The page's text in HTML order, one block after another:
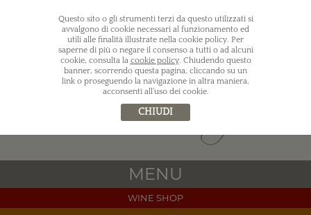
MENU
WINE SHOP
Questo sito o gli strumenti terzi da questo utilizzati si
avvalgono di cookie necessari al funzionamento ed
utili alle finalità illustrate nella cookie policy. Per
saperne di più o negare il consenso a tutti o ad alcuni
cookie, consulta la cookie policy. Chiudendo questo
banner, scorrendo questa pagina, cliccando su un
link o proseguendo la navigazione in altra maniera,
acconsenti all’uso dei cookie.
CHIUDI